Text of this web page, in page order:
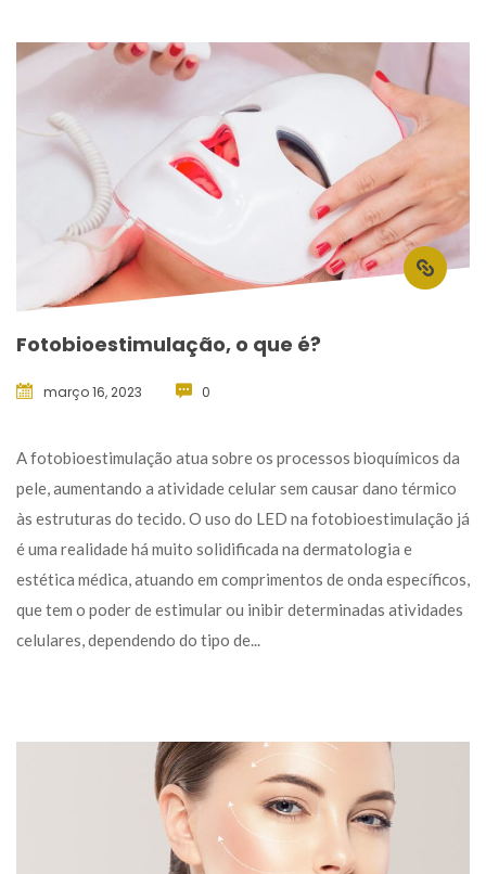
Fotobioestimulação, o que é?
março 16, 2023 0
A fotobioestimulação atua sobre os processos bioquímicos da
pele, aumentando a atividade celular sem causar dano térmico
às estruturas do tecido. O uso do LED na fotobioestimulação já
é uma realidade há muito solidificada na dermatologia e
estética médica, atuando em comprimentos de onda específicos,
que tem o poder de estimular ou inibir determinadas atividades
celulares, dependendo do tipo de...